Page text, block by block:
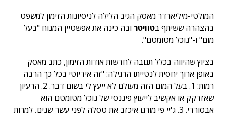
המולטי-מיליארדר מאסק הגיב הלילה לניסיונות הזימון למשפט
בהצהרה ששיתף בטוויטר ובה כינה את אפשטיין המנוח "בעל
מום" ו-"נוכל מטומטם".
בציוץ שהיווה בכלל תגובה לחדשות אודות הזימון, כתב מאסק
באופן ארוך יחסית לנטייתו הרגילה: "זה אידיוטי בכל כך הרבה
רמות: 1. בעל המום הזה מעולם לא ייעץ לי בשום דבר. 2. הרעיון
שאזדקק או אקשיב לייעוץ פיננסי של נוכל מטומטם הוא
אבסורדי. 3. ג'יי פי מורגן איכזב את טסלה לפני עשר שנים, למרות